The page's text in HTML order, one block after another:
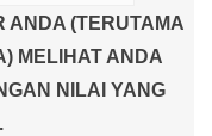
ANDA (TERUTAMA
MELIHAT ANDA
NILAI YANG